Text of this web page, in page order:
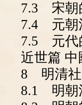
7.3 宋朝
7.4 元朝
7.5 元代
近世篇
8 明清社
8.1 明朝